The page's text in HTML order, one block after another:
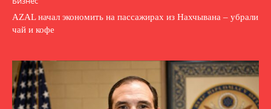
AZAL начал экономить на пассажирах из Нахчывана – убрали
чай и кофе